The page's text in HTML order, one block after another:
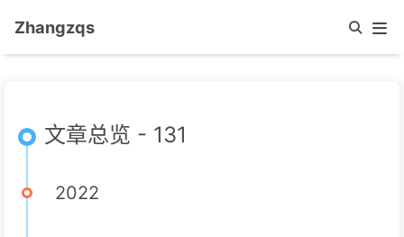
Zhangzqs
文章总览 - 131
2022